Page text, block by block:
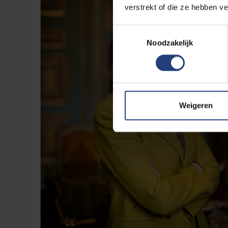
verstrekt of die ze hebben
Noodzakelijk
Weigeren